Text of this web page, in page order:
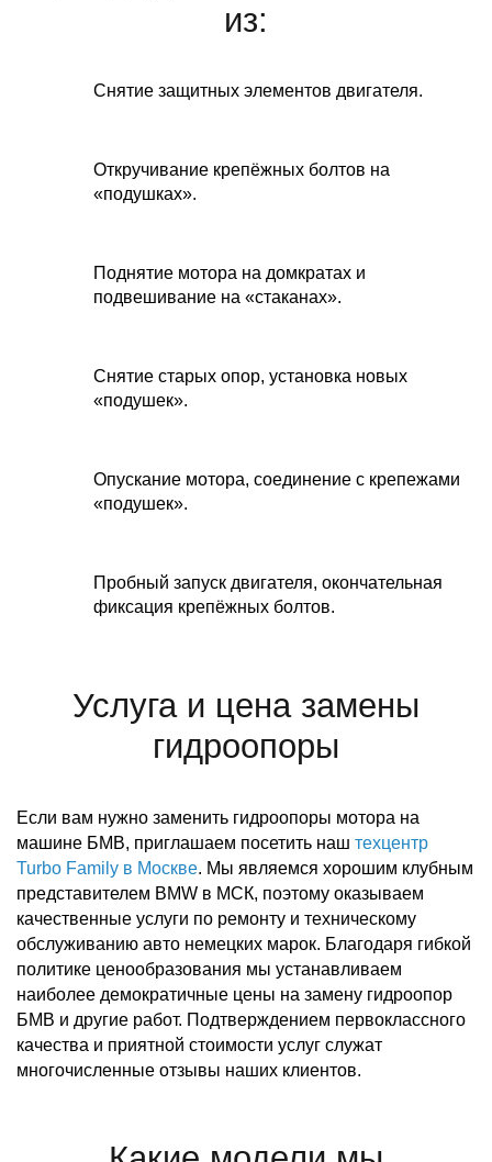
из:
Снятие защитных элементов двигателя.
Откручивание крепёжных болтов на
«подушках».
Поднятие мотора на домкратах и
подвешивание на «стаканах».
Снятие старых опор, установка новых
«подушек».
Опускание мотора, соединение с крепежами
«подушек».
Пробный запуск двигателя, окончательная
фиксация крепёжных болтов.
Услуга и цена замены
гидроопоры
Если вам нужно заменить гидроопоры мотора на
машине БМВ, приглашаем посетить наш техцентр
Turbo Family в Москве. Мы являемся хорошим клубным
представителем BMW в МСК, поэтому оказываем
качественные услуги по ремонту и техническому
обслуживанию авто немецких марок. Благодаря гибкой
политике ценообразования мы устанавливаем
наиболее демократичные цены на замену гидроопор
БМВ и другие работ. Подтверждением первоклассного
качества и приятной стоимости услуг служат
многочисленные отзывы наших клиентов.